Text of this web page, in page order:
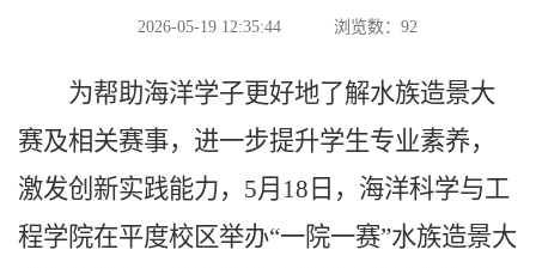
2026-05-19 12:35:44 浏览数： 92
为帮助海洋学子更好地了解水族造景大
赛及相关赛事，进一步提升学生专业素养，
激发创新实践能力，5月18日，海洋科学与工
程学院在平度校区举办“一院一赛”水族造景大